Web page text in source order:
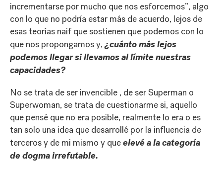
incrementarse por mucho que nos esforcemos”, algo
con lo que no podría estar más de acuerdo, lejos de
esas teorías naif que sostienen que podemos con lo
que nos propongamos y,¿cuánto más lejos
podemos llegar si llevamos al límite nuestras
capacidades?
No se trata de ser invencible , de ser Superman o
Superwoman, se trata de cuestionarme si, aquello
que pensé que no era posible, realmente lo era o es
tan solo una idea que desarrollé por la influencia de
terceros y de mi mismo y queelevé a la categoría
de dogma irrefutable.